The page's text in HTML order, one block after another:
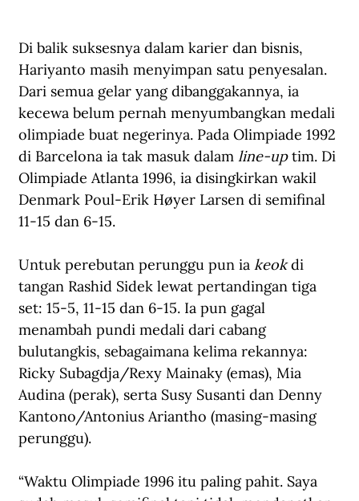
Di balik suksesnya dalam karier dan bisnis,
Hariyanto masih menyimpan satu penyesalan.
Dari semua gelar yang dibanggakannya, ia
kecewa belum pernah menyumbangkan medali
olimpiade buat negerinya. Pada Olimpiade 1992
di Barcelona ia tak masuk dalam line-up tim. Di
Olimpiade Atlanta 1996, ia disingkirkan wakil
Denmark Poul-Erik Høyer Larsen di semifinal
11-15 dan 6-15.
Untuk perebutan perunggu pun ia keok di
tangan Rashid Sidek lewat pertandingan tiga
set: 15-5, 11-15 dan 6-15. Ia pun gagal
menambah pundi medali dari cabang
bulutangkis, sebagaimana kelima rekannya:
Ricky Subagdja/Rexy Mainaky (emas), Mia
Audina (perak), serta Susy Susanti dan Denny
Kantono/Antonius Ariantho (masing-masing
perunggu).
“Waktu Olimpiade 1996 itu paling pahit. Saya